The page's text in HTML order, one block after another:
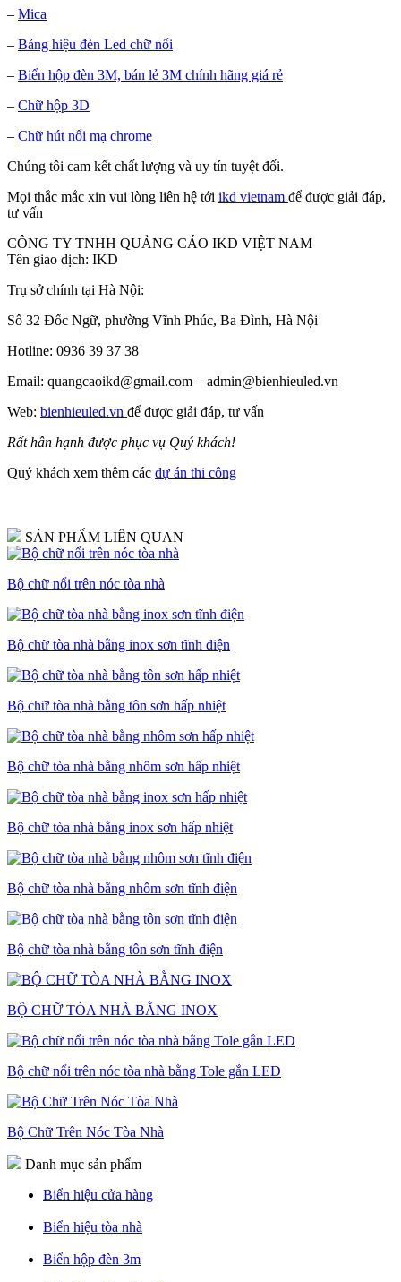
– Mica
– Bảng hiệu đèn Led chữ nổi
– Biển hộp đèn 3M, bán lẻ 3M chính hãng giá rẻ
– Chữ hộp 3D
– Chữ hút nổi mạ chrome
Chúng tôi cam kết chất lượng và uy tín tuyệt đối.
Mọi thắc mắc xin vui lòng liên hệ tới ikd vietnam để được giải đáp,
tư vấn
CÔNG TY TNHH QUẢNG CÁO IKD VIỆT NAM
Tên giao dịch: IKD
Trụ sở chính tại Hà Nội:
Số 32 Đốc Ngữ, phường Vĩnh Phúc, Ba Đình, Hà Nội
Hotline: 0936 39 37 38
Email: quangcaoikd@gmail.com – admin@bienhieuled.vn
Web: bienhieuled.vn để được giải đáp, tư vấn
Rất hân hạnh được phục vụ Quý khách!
Quý khách xem thêm các dự án thi công
SẢN PHẨM LIÊN QUAN
Bộ chữ nổi trên nóc tòa nhà
Bộ chữ tòa nhà bằng inox sơn tĩnh điện
Bộ chữ tòa nhà bằng tôn sơn hấp nhiệt
Bộ chữ tòa nhà bằng nhôm sơn hấp nhiệt
Bộ chữ tòa nhà bằng inox sơn hấp nhiệt
Bộ chữ tòa nhà bằng nhôm sơn tĩnh điện
Bộ chữ tòa nhà bằng tôn sơn tĩnh điện
BỘ CHỮ TÒA NHÀ BẰNG INOX
Bộ chữ nổi trên nóc tòa nhà bằng Tole gắn LED
Bộ Chữ Trên Nóc Tòa Nhà
Danh mục sản phẩm
Biển hiệu cửa hàng
Biển hiệu tòa nhà
Biển hộp đèn 3m